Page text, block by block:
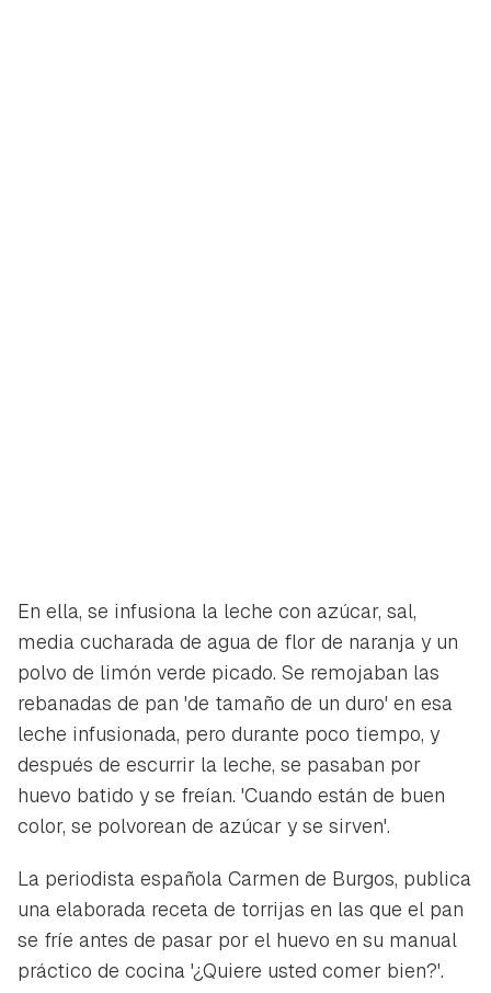
En ella, se infusiona la leche con azúcar, sal,
media cucharada de agua de flor de naranja y un
polvo de limón verde picado. Se remojaban las
rebanadas de pan 'de tamaño de un duro' en esa
leche infusionada, pero durante poco tiempo, y
después de escurrir la leche, se pasaban por
huevo batido y se freían. 'Cuando están de buen
color, se polvorean de azúcar y se sirven'.
La periodista española Carmen de Burgos, publica
una elaborada receta de torrijas en las que el pan
se fríe antes de pasar por el huevo en su manual
práctico de cocina '¿Quiere usted comer bien?'.